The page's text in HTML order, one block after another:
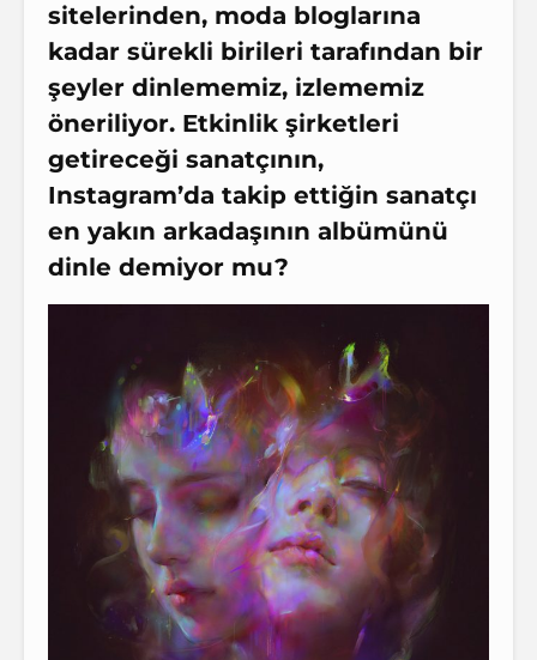
sitelerinden, moda bloglarına
kadar sürekli birileri tarafından bir
şeyler dinlememiz, izlememiz
öneriliyor. Etkinlik şirketleri
getireceği sanatçının,
Instagram’da takip ettiğin sanatçı
en yakın arkadaşının albümünü
dinle demiyor mu?